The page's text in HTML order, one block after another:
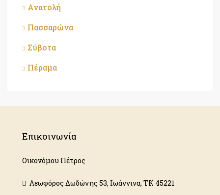
Ανατολή
Πασσαρώνα
Σύβοτα
Πέραμα
Επικοινωνία
Οικονόμου Πέτρος
Λεωφόρος Δωδώνης 53, Ιωάννινα, ΤΚ 45221